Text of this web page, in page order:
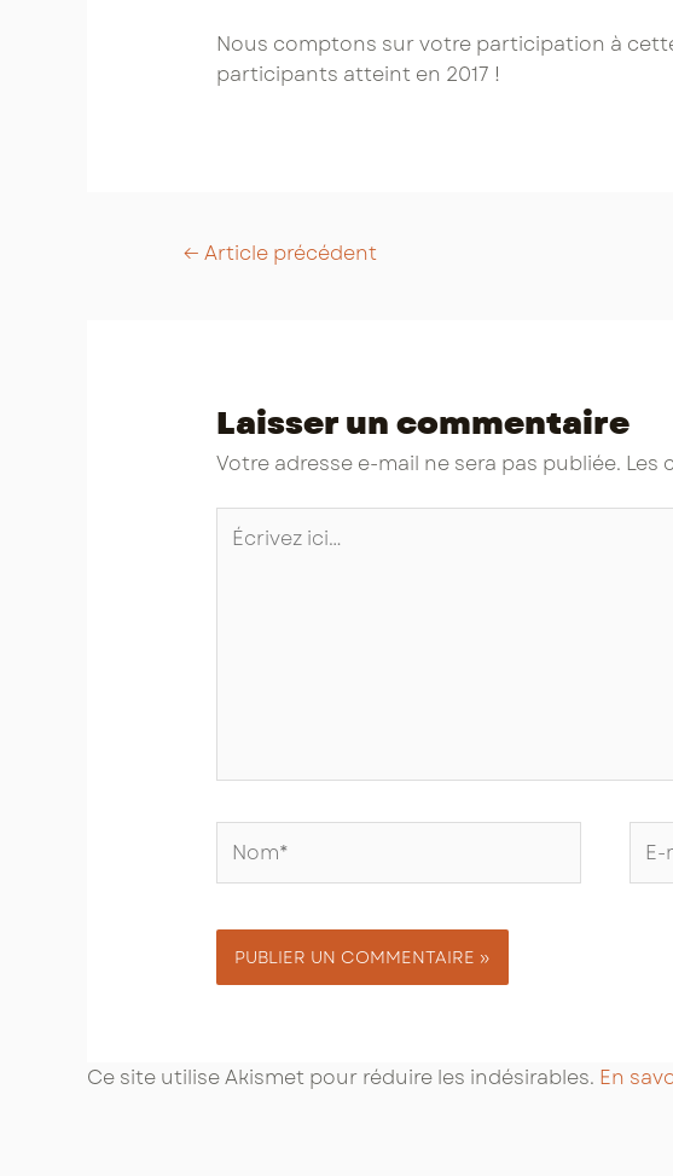
Nous comptons sur votre participation à
participants atteint en 2017 !
Post← Article précédent
Laisser un commentaire
Votre adresse e-mail ne sera pas publiée. Les
Écrivez
ici…
Ce site utilise Akismet pour réduire les indésirables. En